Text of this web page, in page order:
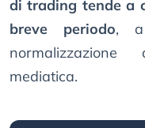
di trading tende a
breve periodo, a
mediatica.